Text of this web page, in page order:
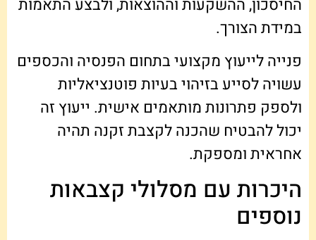
החיסכון, ההשקעות וההוצאות, ולבצע התאמות
במידת הצורך.
פנייה לייעוץ מקצועי בתחום הפנסיה והכספים
עשויה לסייע בזיהוי בעיות פוטנציאליות
ולספק פתרונות מותאמים אישית. ייעוץ זה
יכול להבטיח שהכנה לקצבת זקנה תהיה
אחראית ומספקת.
היכרות עם מסלולי קצבאות
נוספים